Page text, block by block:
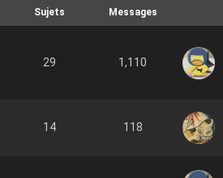
Sujets Messages
29 1,110
14 118